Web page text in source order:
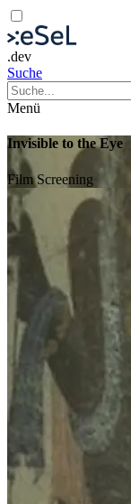
.dev
Suche
Menü
Invisible to the Eye
FilmScreening